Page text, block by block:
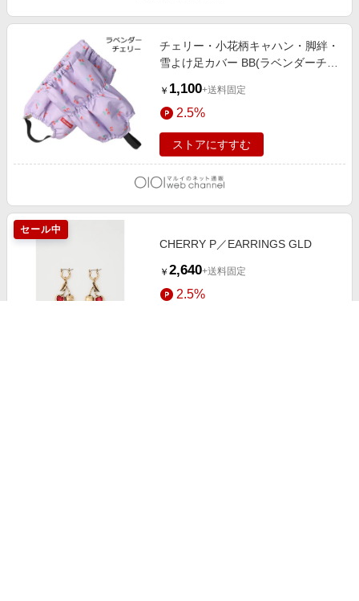
チェリー・小花柄キャハン・脚絆・
雪よけ足カバー BB(ラベンダーチェ
￥ 1,100+送料固定
2.5%
ストアにすすむ
セール中
CHERRY P／EARRINGS GLD
￥ 2,640+送料固定
2.5%